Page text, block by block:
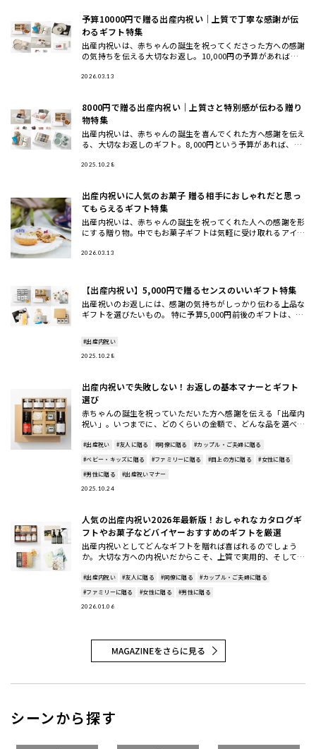
予算10000円で贈る出産内祝い｜上質で丁寧な感謝が伝
わるギフト特集
出産内祝いは、赤ちゃんの誕生を祝ってくださった方への感謝
の気持ちを伝える大切なお返し。10,000円の予算があれば、
お返し”
2026.03.13
8000円で贈る出産内祝い｜上質さと特別感が伝わる贈り
物特集
出産内祝いは、赤ちゃんの誕生を喜んでくれた方へ感謝を伝え
る、大切なお返しのギフト。8,000円という予算があれば、少
としてし
2025.10.28
出産内祝いに人気のお菓子 贈る相手におしゃれだと思っ
てもらえるギフト特集
出産内祝いは、赤ちゃんの誕生を祝ってくれた人への感謝を形
にする贈り物。中でもお菓子ギフトは気軽に受け取れるアイテ
まざまです。
2026.03.13
【出産内祝い】5,000円で贈るセンスのいいギフト特集
出産祝いのお返しには、感謝の気持ちがしっかり伝わる上品な
ギフトを選びたいもの。 特に予算5,000円前後のギフトは、選
#出産内祝い
2025.10.28
出産内祝いで失敗しない！お返しの基本マナーとギフト
選び
赤ちゃんの誕生を祝っていただいた方へ感謝を伝える「出産内
祝い」。いつまでに、どのくらいの金額で、どんな品を選べば
#出産祝い #友人に贈る #同僚に贈る
#カップル・ご夫婦に贈る
#ベビー・キッズに贈る
#ファミリーに贈る #目上の方に贈る
#女性に贈る
#男性に贈る
#出産祝いマナー
2025.10.24
人気の出産内祝い2026年最新版！おしゃれなカタログギ
フトやお菓子などバイヤーおすすめのギフトを厳選
出産内祝いとしてどんなギフトを贈れば喜ばれるのでしょう
か。大切な方への内祝いだからこそ、上質で実用的、そして相
事では、202
#出産内祝い #友人に贈る #同僚に贈る
#カップル・ご夫婦に贈る
#ファミリーに贈る
#女性に贈る #男性に贈る
2026.01.06
シーンから探す